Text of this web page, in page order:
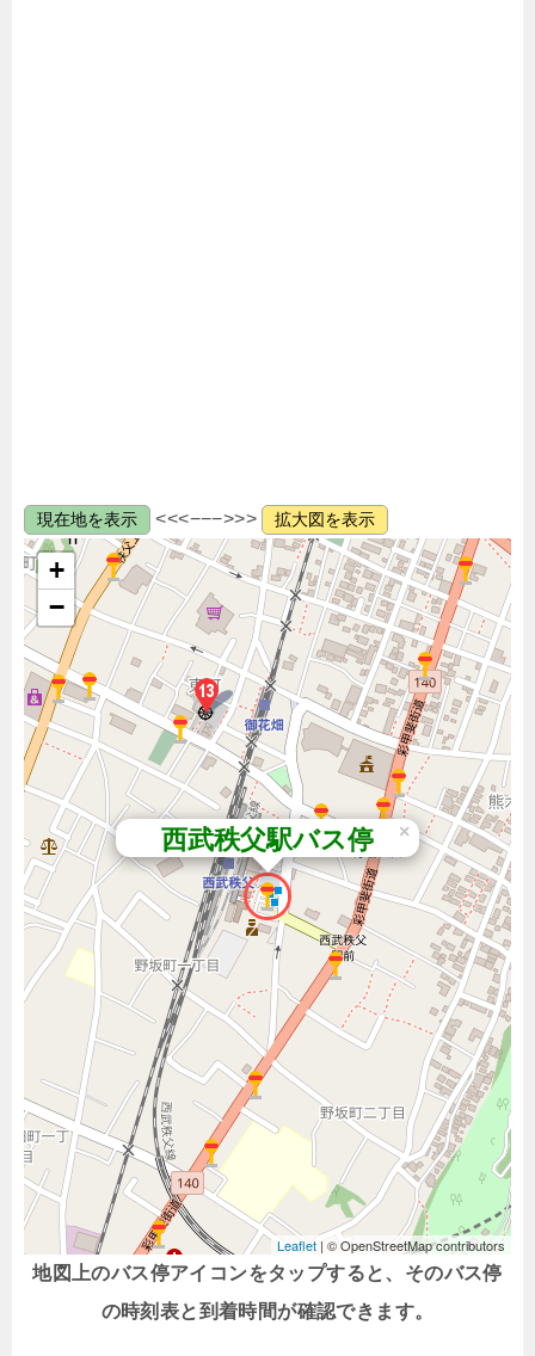
現在地を表示 <<<−−−>>> 拡大図を表示
地図上のバス停アイコンをタップすると、そのバス停
の時刻表と到着時間が確認できます。